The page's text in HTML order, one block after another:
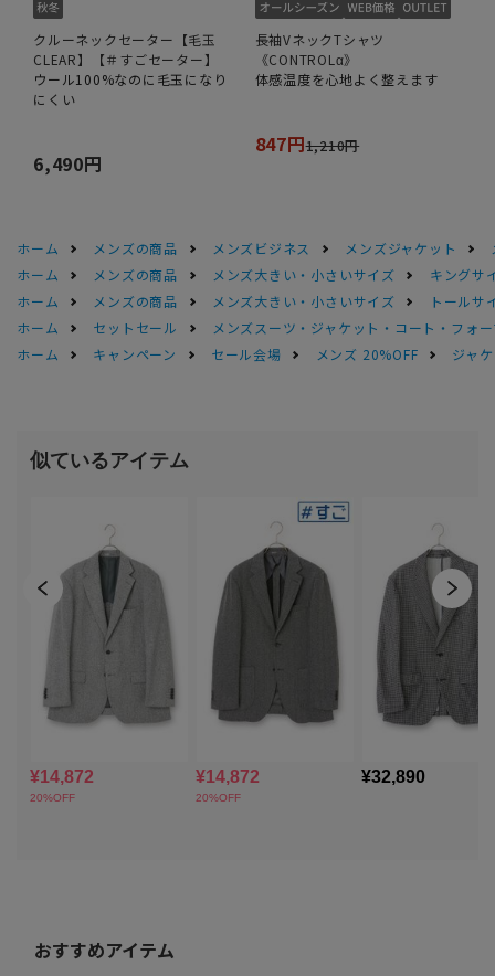
クルーネックセーター【毛玉
CLEAR】【＃すごセーター】
ウール100%なのに毛玉になり
にくい
6,490円
長袖VネックTシャツ
《CONTROLα》
体感温度を心地よく整えます
847円1,210円
ホーム メンズの商品 メンズビジネス メンズジャケット
ホーム
メンズの商品 メンズ大きい・小さいサイズ
キングサ
ホーム
メンズの商品 メンズ大きい・小さいサイズ
トールサ
ホーム
セットセール
メンズスーツ・ジャケット・コート・フォ
ホーム
キャンペーン セール会場 メンズ 20%OFF ジャ